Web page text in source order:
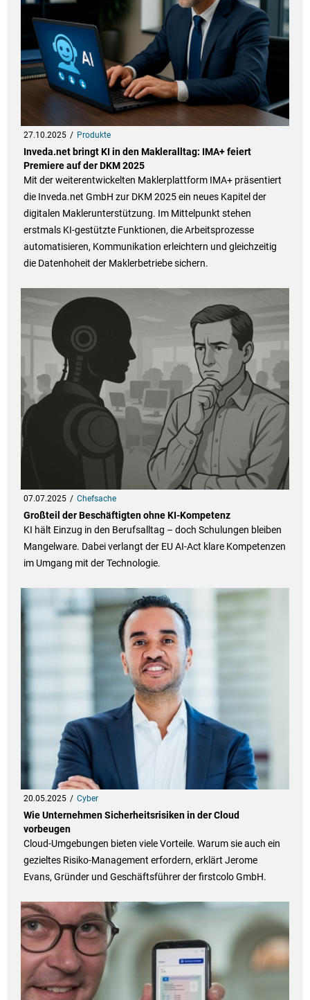
27.10.2025 Produkte
Inveda.net bringt KI in den Makleralltag: IMA+ feiert
Premiere auf der DKM 2025
Mit der weiterentwickelten Maklerplattform IMA+ präsentiert
die Inveda.net GmbH zur DKM 2025 ein neues Kapitel der
digitalen Maklerunterstützung. Im Mittelpunkt stehen
erstmals KI-gestützte Funktionen, die Arbeitsprozesse
automatisieren, Kommunikation erleichtern und gleichzeitig
die Datenhoheit der Maklerbetriebe sichern.
07.07.2025 Chefsache
Großteil der Beschäftigten ohne KI-Kompetenz
KI hält Einzug in den Berufsalltag – doch Schulungen bleiben
Mangelware. Dabei verlangt der EU AI-Act klare Kompetenzen
im Umgang mit der Technologie.
20.05.2025 Cyber
Wie Unternehmen Sicherheitsrisiken in der Cloud
vorbeugen
Cloud-Umgebungen bieten viele Vorteile. Warum sie auch ein
gezieltes Risiko-Management erfordern, erklärt Jerome
Evans, Gründer und Geschäftsführer der firstcolo GmbH.